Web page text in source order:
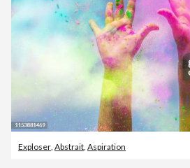
Exploser Abstrait Aspiration